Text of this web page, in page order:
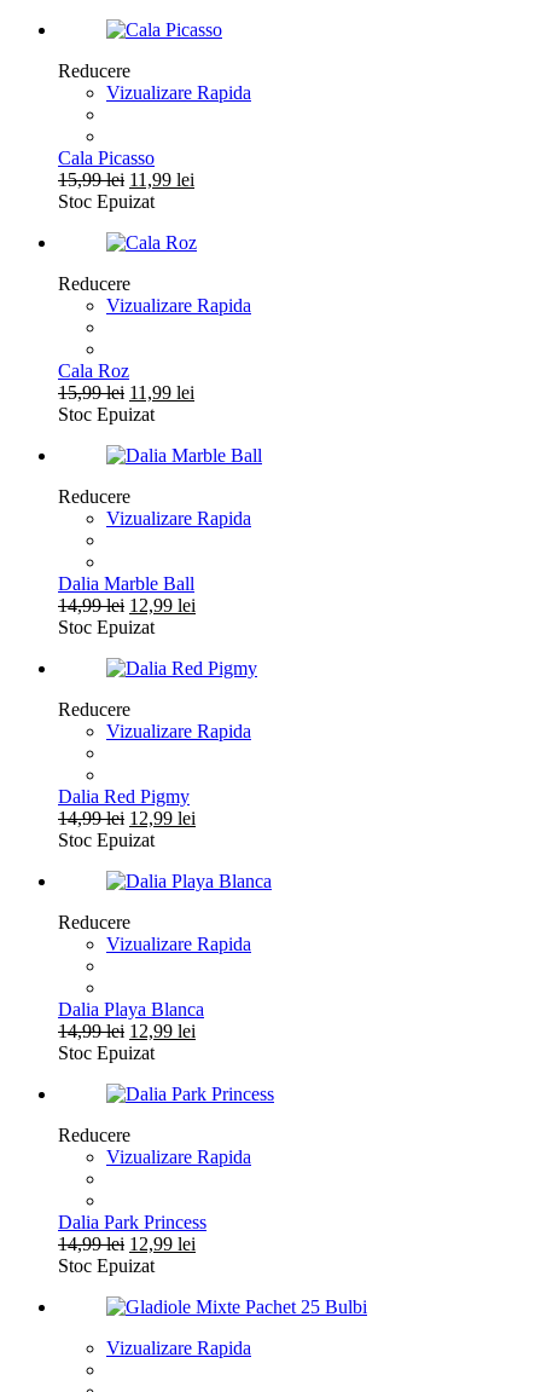
Reducere
Vizualizare Rapida
Cala Picasso
15,99lei Prețul
inițial
fost:
11,99 lei
11,99 lei.
Stoc Epuizat
Reducere
Vizualizare Rapida
Cala Roz
15,99lei Prețul
inițial
fost:
11,99 lei
11,99 lei.
Stoc Epuizat
Reducere
Vizualizare Rapida
Dalia Marble Ball
14,99lei Prețul
inițial
fost:
12,99 lei
12,99 lei.
Stoc Epuizat
Reducere
Vizualizare Rapida
Dalia Red Pigmy
14,99lei Prețul
inițial
fost:
12,99 lei
12,99 lei.
Stoc Epuizat
Reducere
Vizualizare Rapida
Dalia Playa Blanca
14,99lei Prețul
inițial
fost:
12,99 lei
12,99 lei.
Stoc Epuizat
Reducere
Vizualizare Rapida
Dalia Park Princess
14,99lei Prețul
inițial
fost:
12,99 lei
12,99 lei.
Stoc Epuizat
Vizualizare Rapida